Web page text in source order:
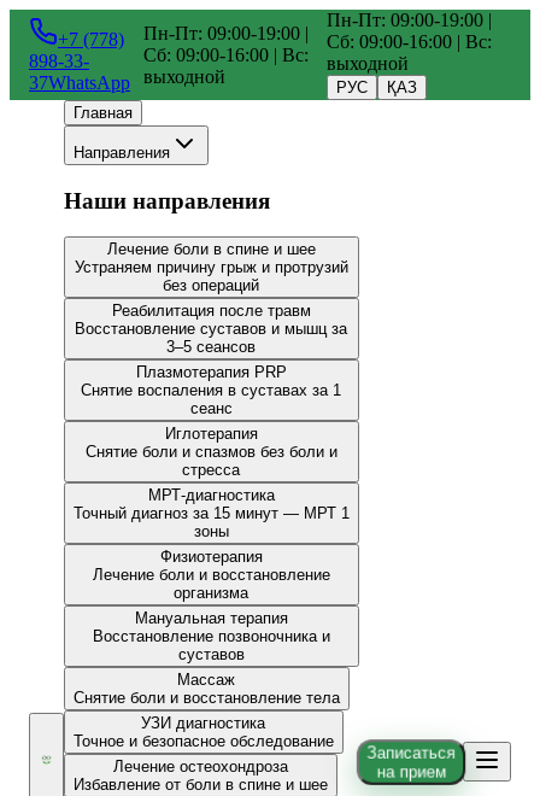
+7 (778)
898-33-
37WhatsApp
Пн-Пт: 09:00-19:00 |
Сб: 09:00-16:00 | Вс:
выходной
Пн-Пт: 09:00-19:00 |
Сб: 09:00-16:00 | Вс:
выходной
РУС
ҚАЗ
Главная
Направления
Наши направления
Лечение боли в спине и шее
Устраняем причину грыж и протрузий
без операций
Реабилитация после травм
Восстановление суставов и мышц за
3–5 сеансов
Плазмотерапия PRP
Снятие воспаления в суставах за 1
сеанс
Иглотерапия
Снятие боли и спазмов без боли и
стресса
МРТ-диагностика
Точный диагноз за 15 минут — МРТ 1
зоны
Физиотерапия
Лечение боли и восстановление
организма
Мануальная терапия
Восстановление позвоночника и
суставов
Массаж
Снятие боли и восстановление тела
УЗИ диагностика
Точное и безопасное обследование
Лечение остеохондроза
Избавление от боли в спине и шее
Записаться
на прием